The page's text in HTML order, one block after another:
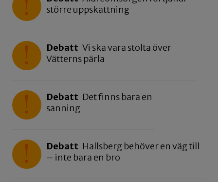
större uppskattning
Debatt Vi ska vara stolta över
Vätterns pärla
Debatt Det finns bara en
sanning
Debatt Hallsberg behöver en väg till
– inte bara en bro